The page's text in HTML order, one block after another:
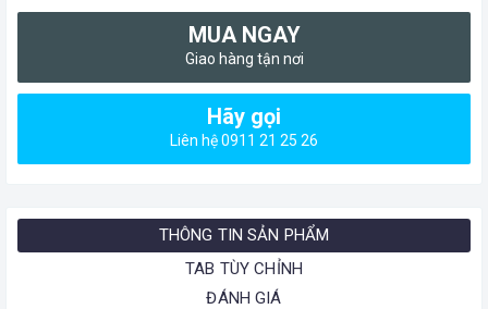
MUA NGAY
Giao hàng tận nơi
Hãy gọi
Liên hệ 0911 21 25 26
THÔNG TIN SẢN PHẨM
TAB TÙY CHỈNH
ĐÁNH GIÁ